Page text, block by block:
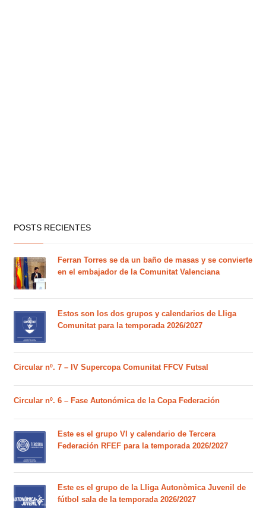
POSTS RECIENTES
Ferran Torres se da un baño de masas y se convierte
en el embajador de la Comunitat Valenciana
Estos son los dos grupos y calendarios de Lliga
Comunitat para la temporada 2026/2027
Circular nº. 7 – IV Supercopa Comunitat FFCV Futsal
Circular nº. 6 – Fase Autonómica de la Copa Federación
Este es el grupo VI y calendario de Tercera
Federación RFEF para la temporada 2026/2027
Este es el grupo de la Lliga Autonòmica Juvenil de
fútbol sala de la temporada 2026/2027